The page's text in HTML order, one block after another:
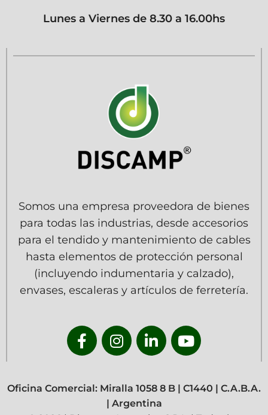
Lunes a Viernes de 8.30 a 16.00hs
Somos una empresa proveedora de bienes
para todas las industrias, desde accesorios
para el tendido y mantenimiento de cables
hasta elementos de protección personal
(incluyendo indumentaria y calzado),
envases, escaleras y artículos de ferretería.
Oficina Comercial: Miralla 1058 8 B | C1440 | C.A.B.A.
| Argentina